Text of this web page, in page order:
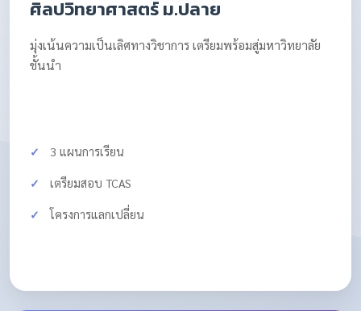
มุ่งเน้นความเป็นเลิศทางวิชาการ เตรียมพร้อมสู่มหาวิทยาลัย
ชั้นนำ
3 แผนการเรียน
เตรียมสอบ TCAS
โครงการแลกเปลี่ยน